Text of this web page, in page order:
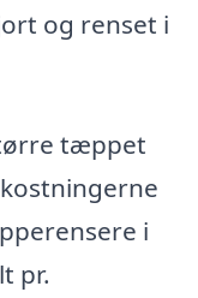
og renset i
tæppet
i
pr.